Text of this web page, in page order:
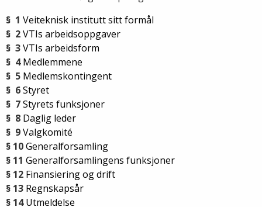
§ 1 Veiteknisk institutt sitt formål
§ 2VTIs arbeidsoppgaver
§ 3VTIs arbeidsform
§ 4Medlemmene
§ 5 Medlemskontingent
§ 6Styret
§ 7Styrets funksjoner
§ 8 Daglig leder
§ 9Valgkomité
§ 10Generalforsamling
§ 11 Generalforsamlingens funksjoner
§ 12 Finansiering og drift
§ 13 Regnskapsår
§ 14Utmeldelse